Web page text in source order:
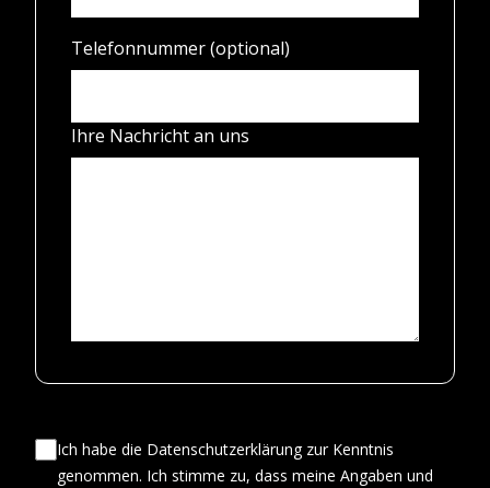
Telefonnummer (optional)
Ihre Nachricht an uns
Ich habe die Datenschutzerklärung zur Kenntnis
genommen. Ich stimme zu, dass meine Angaben und